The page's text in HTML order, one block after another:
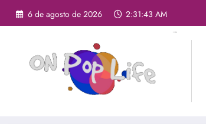
6 de agosto de 2026 2:31:45 AM